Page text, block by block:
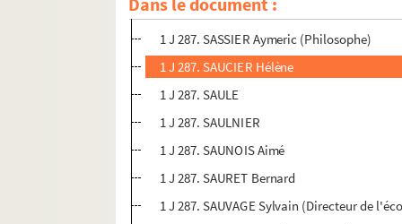
1 J 287. SARRAZIN
1 J 287. SASSIER Aymeric (Philosophe)
1 J 287. SAUCIER Hélène
1 J 287. SAULE
1 J 287. SAULNIER
1 J 287. SAUNOIS Aimé
1 J 287. SAURET Bernard
1 J 287. SAUVAGE Sylvain (Directeur de